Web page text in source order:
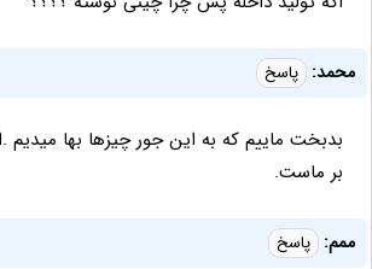
محمد: پاسخ
بدبخت ماییم که به این جور چیزها بها
بر ماست.
ممم: پاسخ